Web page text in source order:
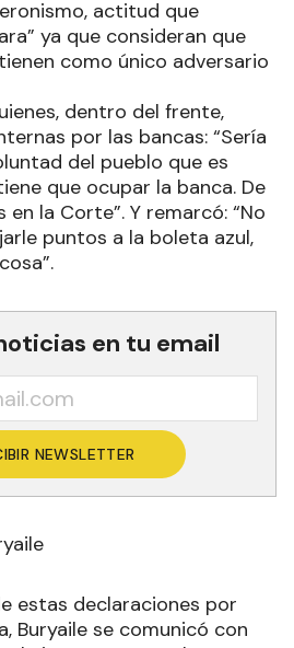
actitud que
ya que consideran que
como único adversario
dentro del frente,
por las bancas: “Sería
del pueblo que es
que ocupar la banca. De
la Corte”. Y remarcó: “No
puntos a la boleta azul,
en tu email
NEWSLETTER
estas declaraciones por
Buryaile se comunicó con